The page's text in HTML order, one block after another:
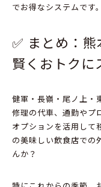
でお得なシステムです。
✅ まとめ：熊
賢くおトクに
健軍・長嶺・尾ノ上・
修理の代車、 通勤やプ
オプションを活用して
の美味しい飲食店での
んか？